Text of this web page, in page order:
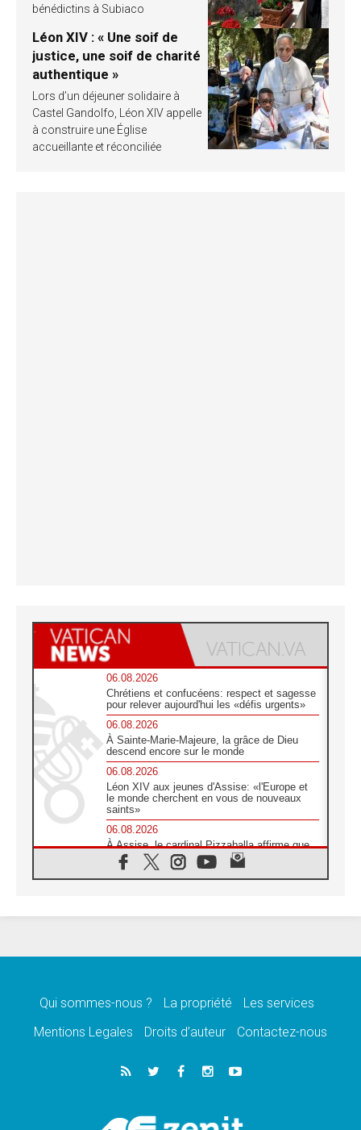
bénédictins à Subiaco
Léon XIV : « Une soif de
justice, une soif de charité
authentique »
Lors d’un déjeuner solidaire à
Castel Gandolfo, Léon XIV appelle
à construire une Église
accueillante et réconciliée
06.08.2026
Chrétiens et confucéens: respect et sagesse
pour relever aujourd'hui les «défis urgents»
06.08.2026
À Sainte-Marie-Majeure, la grâce de Dieu
descend encore sur le monde
06.08.2026
Léon XIV aux jeunes d'Assise: «l'Europe et
le monde cherchent en vous de nouveaux
saints»
06.08.2026
À Assise, le cardinal Pizzaballa affirme que
«les chrétiens veulent la paix»
06.08.2026
message de paix et de dignité humaine»
«La visite du Pape en Uruguay renforcera
05.08.2026
Le nonce en Ukraine: «Il est inquiétant
Léon XIV au Pérou, une lueur d'espoir pour
Qui sommes-nous ? La propriété
Les services
Mentions Legales
Droits d’auteur Contactez-nous